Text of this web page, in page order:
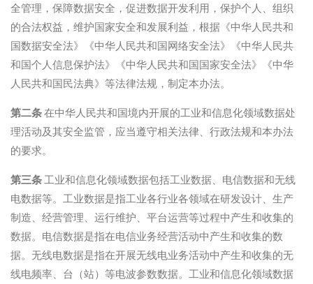
全管理，保障数据安全，促进数据开发利用，保护个人、组织
的合法权益，维护国家安全和发展利益，根据《中华人民共和
国数据安全法》《中华人民共和国网络安全法》《中华人民共
和国个人信息保护法》《中华人民共和国国家安全法》《中华
人民共和国民法典》等法律法规，制定本办法。
第二条在中华人民共和国境内开展的工业和信息化领域数据处
理活动及其安全监管，应当遵守相关法律、行政法规和本办法
的要求。
第三条工业和信息化领域数据包括工业数据、电信数据和无线
电数据等。工业数据是指工业各行业各领域在研发设计、生产
制造、经营管理、运行维护、平台运营等过程中产生和收集的
数据。电信数据是指在电信业务经营活动中产生和收集的数
据。无线电数据是指在开展无线电业务活动中产生和收集的无
线电频率、台（站）等电波参数数据。工业和信息化领域数据